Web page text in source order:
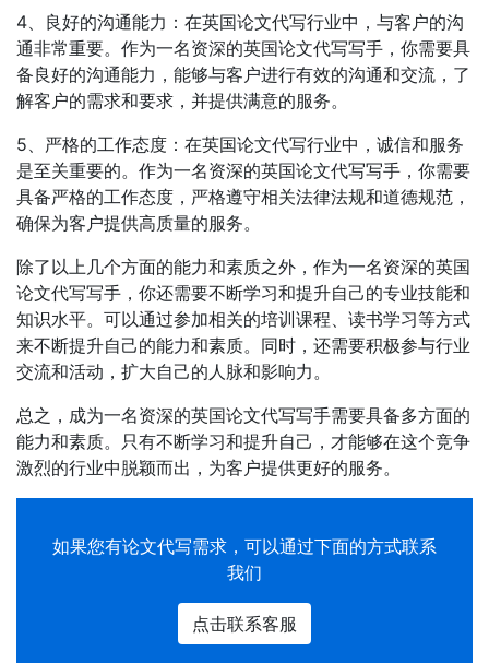
4、良好的沟通能力：在英国论文代写行业中，与客户的沟
通非常重要。作为一名资深的英国论文代写写手，你需要具
备良好的沟通能力，能够与客户进行有效的沟通和交流，了
解客户的需求和要求，并提供满意的服务。
5、严格的工作态度：在英国论文代写行业中，诚信和服务
是至关重要的。作为一名资深的英国论文代写写手，你需要
具备严格的工作态度，严格遵守相关法律法规和道德规范，
确保为客户提供高质量的服务。
除了以上几个方面的能力和素质之外，作为一名资深的英国
论文代写写手，你还需要不断学习和提升自己的专业技能和
知识水平。可以通过参加相关的培训课程、读书学习等方式
来不断提升自己的能力和素质。同时，还需要积极参与行业
交流和活动，扩大自己的人脉和影响力。
总之，成为一名资深的英国论文代写写手需要具备多方面的
能力和素质。只有不断学习和提升自己，才能够在这个竞争
激烈的行业中脱颖而出，为客户提供更好的服务。
如果您有论文代写需求，可以通过下面的方式联系
我们
点击联系客服